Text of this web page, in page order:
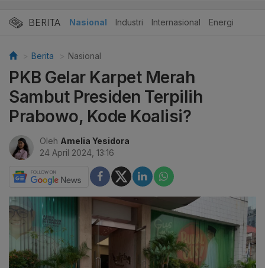
BERITA Nasional Industri Internasional Energi
Berita Nasional
PKB Gelar Karpet Merah
Sambut Presiden Terpilih
Prabowo, Kode Koalisi?
Oleh Amelia Yesidora
24 April 2024, 13:16